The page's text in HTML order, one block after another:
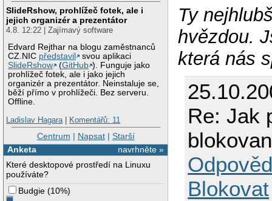
SlideRshow, prohlížeč fotek, ale i
jejich organizér a prezentátor
4.8. 12:22 | Zajímavý software
Edvard Rejthar na blogu zaměstnanců
CZ.NIC představil
svou aplikaci
SlideRshow
(GitHub ). Funguje jako
prohlížeč fotek, ale i jako jejich
organizér a prezentátor. Neinstaluje se,
běží přímo v prohlížeči. Bez serveru.
Offline.
Ladislav Hagara| Komentářů: 11
Centrum | Napsat| Starší
navrhněte »
Anketa
Které desktopové prostředí na Linuxu
používáte?
Budgie (10%)
Ty
hvězdou.
která nás
Re: Jak
Blokovat